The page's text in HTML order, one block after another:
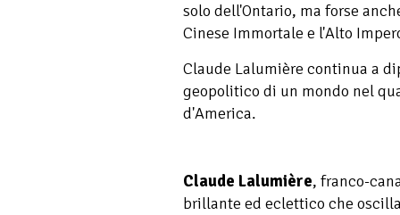
solo dell'Ontario, ma forse
Cinese Immortale e l'Alto
Claude Lalumière continua a
geopolitico di un mondo nel
d'America.
Claude Lalumière, franco-
brillante ed eclettico che